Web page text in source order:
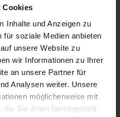
Cookies
Inhalte und Anzeigen zu
für soziale Medien anbieten
unsere Website zu
wir Informationen zu Ihrer
an unsere Partner für
Analysen weiter. Unsere
möglicherweise mit
Sie ihnen bereitgestellt
Amadé de
40m
Balcony/terrace
Towels